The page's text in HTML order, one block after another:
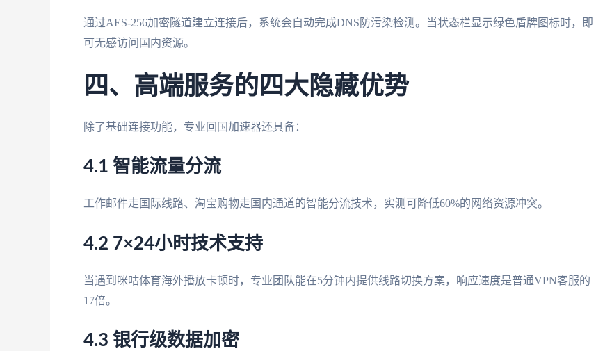
通过AES-256加密隧道建立连接后，系统会自动完成DNS防污染检测。当状态栏显示绿色盾牌图标时，即
可无感访问国内资源。
四、高端服务的四大隐藏优势
除了基础连接功能，专业回国加速器还具备：
4.1 智能流量分流
工作邮件走国际线路、淘宝购物走国内通道的智能分流技术，实测可降低60%的网络资源冲突。
4.2 7×24小时技术支持
当遇到咪咕体育海外播放卡顿时，专业团队能在5分钟内提供线路切换方案，响应速度是普通VPN客服的
17倍。
4.3 银行级数据加密